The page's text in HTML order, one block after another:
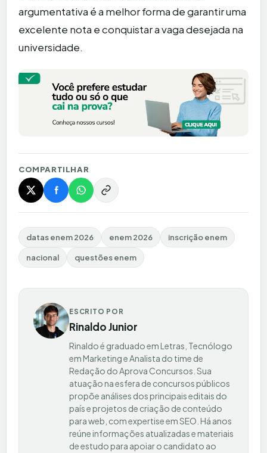
argumentativa é a melhor forma de garantir uma
excelente nota e conquistar a vaga desejada na
universidade.
COMPARTILHAR
datas enem 2026 enem 2026 inscrição enem
nacional questões enem
ESCRITO POR
Rinaldo Junior
Rinaldo é graduado em Letras, Tecnólogo
em Marketing e Analista do time de
Redação do Aprova Concursos. Sua
atuação na esfera de concursos públicos
propõe análises dos principais editais do
país e projetos de criação de conteúdo
para web, com expertise em SEO. Há anos
reúne informações atualizadas e materiais
de estudo para apoiar o candidato ao